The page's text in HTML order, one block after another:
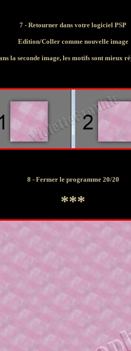
7 - Retourner dans votre logiciel PSP
Edition/Coller comme nouvelle image
la seconde image, les motifs sont mieux
8 - Fermer le programme 20/20
***